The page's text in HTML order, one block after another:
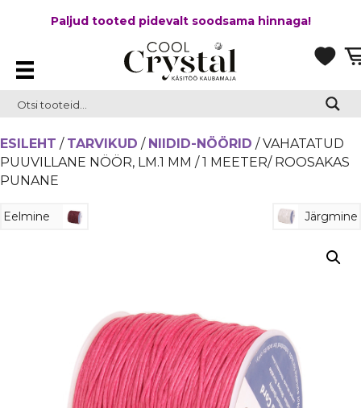
Paljud tooted pidevalt soodsama hinnaga!
ESILEHT / TARVIKUD / NIIDID-NÖÖRID / VAHATATUD
PUUVILLANE NÖÖR, LM.1 MM / 1 MEETER/ ROOSAKAS
PUNANE
Eelmine Järgmine